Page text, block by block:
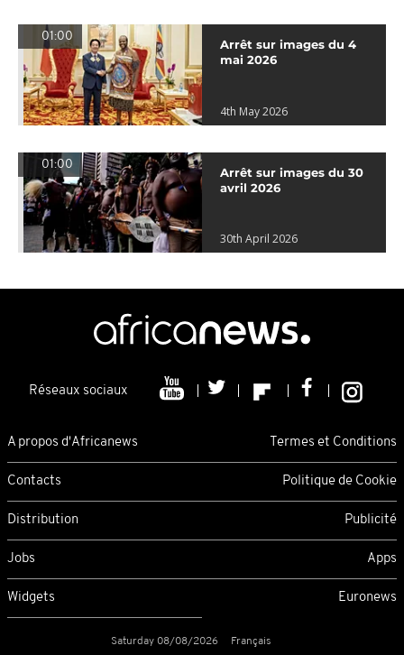
01:00
Arrêt sur images du 4
mai 2026
4th May 2026
01:00
Arrêt sur images du 30
avril 2026
30th April 2026
Réseaux sociaux
A propos d'Africanews Termes et Conditions
Contacts Politique de Cookie
Distribution Publicité
Jobs Apps
Widgets Euronews
Saturday 08/08/2026